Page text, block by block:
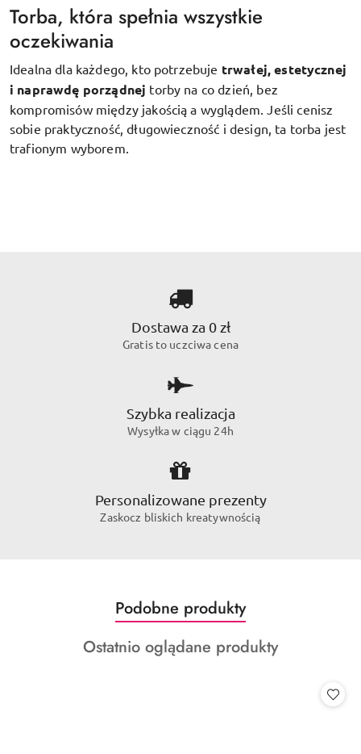
Torba, która spełnia wszystkie
oczekiwania
Idealna dla każdego, kto potrzebuje trwałej, estetycznej
i naprawdę porządnej torby na co dzień, bez
kompromisów między jakością a wyglądem. Jeśli cenisz
sobie praktyczność, długowieczność i design, ta torba jest
trafionym wyborem.
Dostawa za 0 zł
Gratis to uczciwa cena
Szybka realizacja
Wysyłka w ciągu 24h
Personalizowane prezenty
Zaskocz bliskich kreatywnością
Pomiń karuzelę produktów
Produkty
o
statusie:
Podobne produkty
Produkty
Ostatnio oglądane produkty